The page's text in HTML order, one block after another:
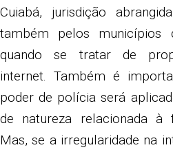
Cuiabá, jurisdição
também pelos municípios
quando se tratar de
internet. Também é
poder de polícia será
de natureza relacionada à
Mas, se a irregularidade na